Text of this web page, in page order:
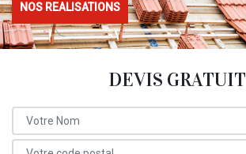
NOS REALISATIONS
DEVIS GRATUIT